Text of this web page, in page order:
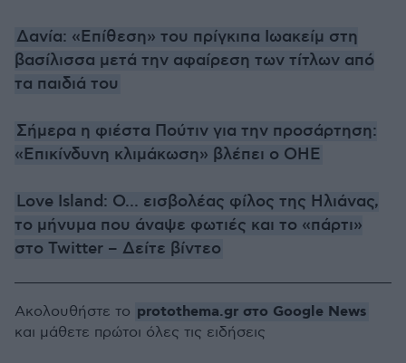
Δανία: «Επίθεση» του πρίγκιπα Ιωακείμ στη
βασίλισσα μετά την αφαίρεση των τίτλων από
τα παιδιά του
Σήμερα η φιέστα Πούτιν για την προσάρτηση:
«Επικίνδυνη κλιμάκωση» βλέπει ο ΟΗΕ
Love Island: Ο... εισβολέας φίλος της Ηλιάνας,
το μήνυμα που άναψε φωτιές και το «πάρτι»
στο Twitter – Δείτε βίντεο
Ακολουθήστε το protothema.gr στο Google News
και μάθετε πρώτοι όλες τις ειδήσεις